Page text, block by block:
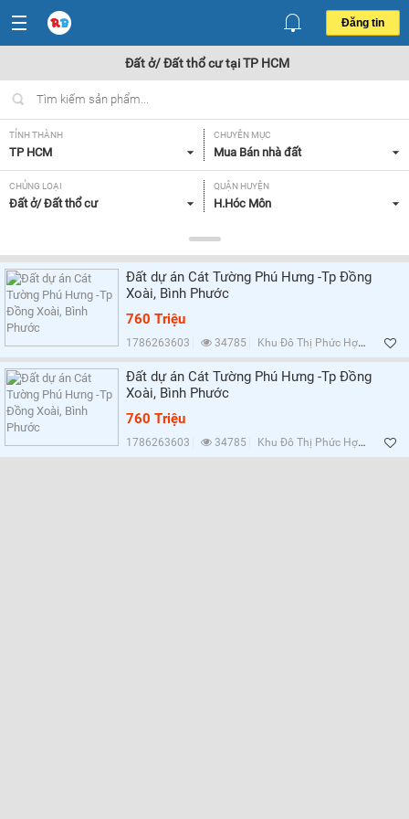
Đăng tin
Đất ở/ Đất thổ cư tại TP HCM
TỈNH THÀNH
TP HCM
CHUYÊN MỤC
Mua Bán nhà đất
CHỦNG LOẠI
Đất ở/ Đất thổ cư
QUẬN HUYỆN
H.Hóc Môn
Tất cả
MỨC GIÁ
Tất cả
HƯỚNG
Tất cả
MẶT TIỀN
Tất cả
Đất dự án Cát Tường Phú Hưng -Tp Đồng
Xoài, Bình Phước
760 Triệu
1786263603 34785 Khu Đô Thị Phức Hợp Cát Tường Phú Hưng, Bình Phước
Đất dự án Cát Tường Phú Hưng -Tp Đồng
Xoài, Bình Phước
760 Triệu
1786263603 34785 Khu Đô Thị Phức Hợp Cát Tường Phú Hưng, Bình Phước